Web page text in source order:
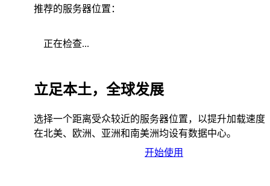
推荐的服务器位置：
正在检查...
立足本土，全球发展
选择一个距离受众较近的服务器位置，以提升加载速度
在北美、欧洲、亚洲和南美洲均设有数据中心。
开始使用